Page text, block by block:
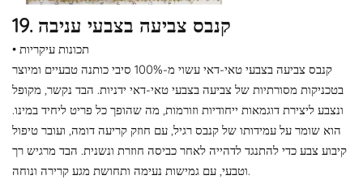
19. קנבס צביעה בצבעי עניבה
• תכונות עיקריות
קנבס צביעה בצבעי טאי-דאי עשוי מ-100% סיבי כותנה טבעיים ומיוצר
בטכניקות מסורתיות של צביעה בצבעי טאי-דאי ידניות. הבד נקשר, מקופל
ונצבע ליצירת דוגמאות ייחודיות וזורמות, מה שהופך כל פריט ליחיד במינו.
הוא שומר על עמידותו של קנבס רגיל, עם חוזק קריעה דומה, ועובר טיפול
קיבוע צבע כדי להתנגד לדהייה לאחר כביסה חוזרת ונשנית. הבד מרגיש רך
וטבעי, עם גמישות נעימה ותחושת מגע קרירה ונוחה.